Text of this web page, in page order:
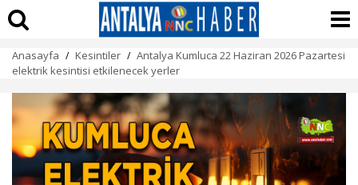
Anasayfa / Kesintiler / Antalya Kumluca 22 Haziran 2026 Pazartesi
elektrik kesintisi etkilenecek yerler